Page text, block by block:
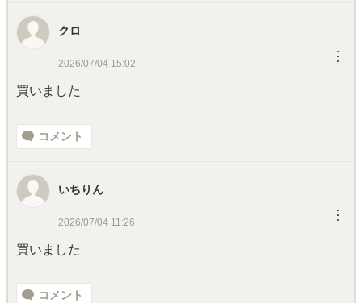
クロ
2026/07/04 15:02 ︙
買いました
コメント
いちりん
2026/07/04 11:26 ︙
買いました
コメント